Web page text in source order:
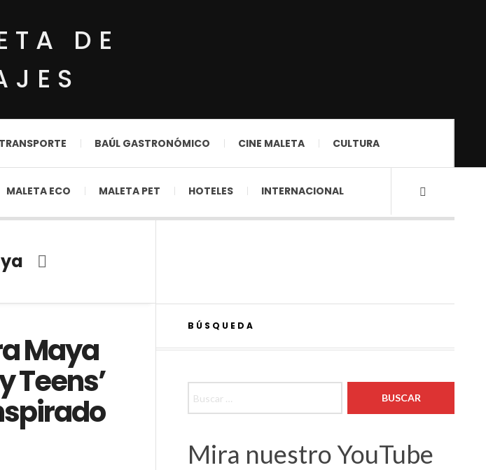
BAÚL GASTRONÓMICO CINE MALETA CULTURA
MALETA ECO MALETA PET HOTELES INTERNACIONAL
Maya
Teens’
BÚSQUEDA
Mira nuestro YouTube